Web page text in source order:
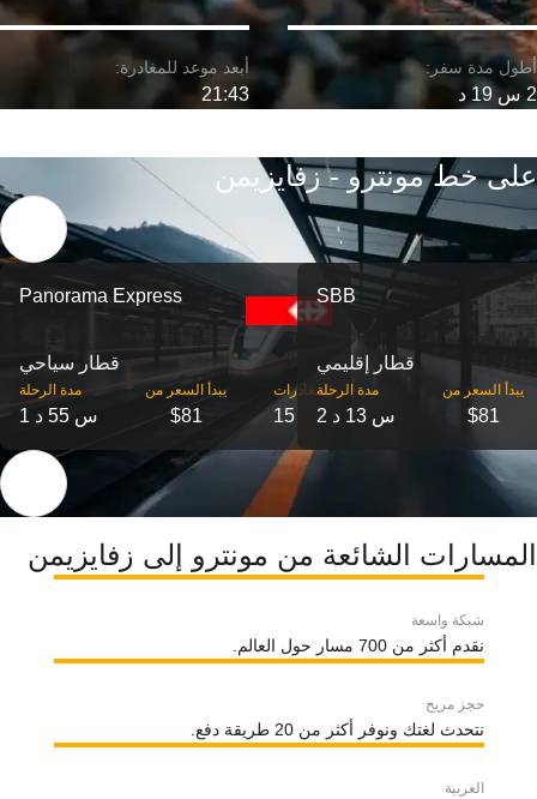
2 س 19 د 21:43
على خط مونترو - زفايزيمن
Panorama Express
قطار سياحي
مدة الرحلة
1 س 55 د
‎يبدأ السعر من
$81
‎المغادرات
15
SBB
قطار إقليمي
مدة الرحلة
2 س 13 د
‎يبدأ السعر من
$81
المسارات الشائعة من مونترو إلى زفايزيمن
شبكة واسعة
نقدم أكثر من 700 مسار حول العالم.
حجز مريح
نتحدث لغتك ونوفر أكثر من 20 طريقة دفع.
العربية